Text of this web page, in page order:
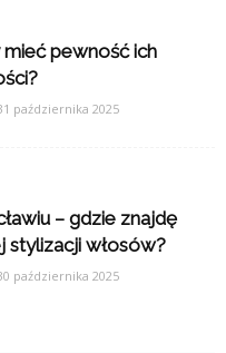
pewność ich
października 2025
– gdzie znajdę
stylizacji włosów?
października 2025